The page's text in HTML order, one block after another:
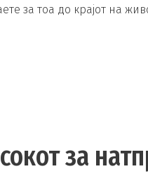
за тоа до крајот на
за